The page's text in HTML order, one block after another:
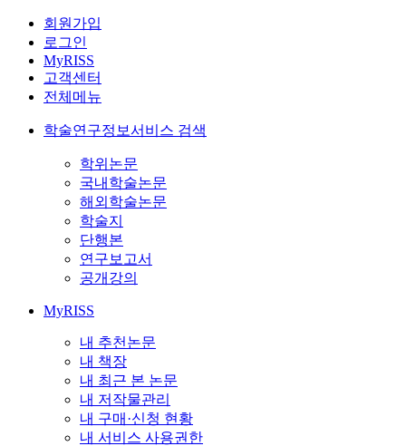
회원가입
로그인
MyRISS
고객센터
전체메뉴
학술연구정보서비스 검색
학위논문
국내학술논문
해외학술논문
학술지
단행본
연구보고서
공개강의
MyRISS
내 추천논문
내 책장
내 최근 본 논문
내 저작물관리
내 구매·신청 현황
내 서비스 사용권한